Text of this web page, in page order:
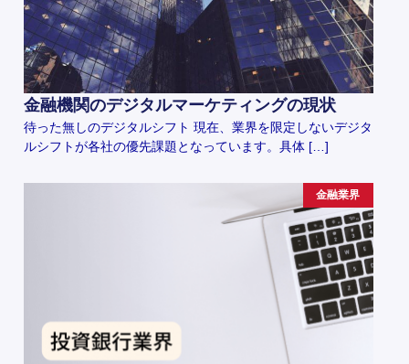
金融機関のデジタルマーケティングの現状
待った無しのデジタルシフト 現在、業界を限定しないデジタ
ルシフトが各社の優先課題となっています。具体 […]
金融業界